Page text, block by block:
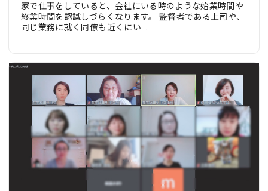
家で仕事をしていると、会社にいる時のような始業時間や
終業時間を認識しづらくなります。 監督者である上司や、
同じ業務に就く同僚も近くにい...